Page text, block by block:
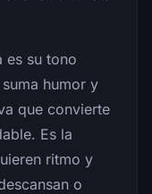
es su tono
humor y
que convierte
Es la
ritmo y
o